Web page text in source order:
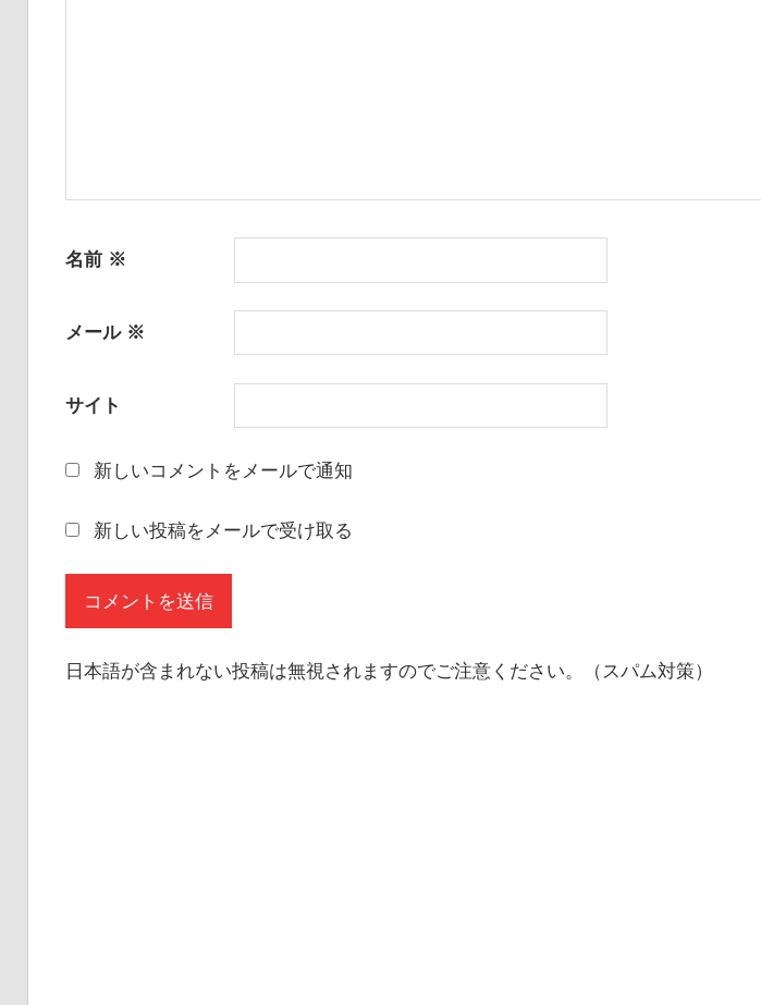
名前 ※
メール ※
サイト
新しいコメントをメールで通知
新しい投稿をメールで受け取る
日本語が含まれない投稿は無視されますのでご注意ください。（スパム対策）